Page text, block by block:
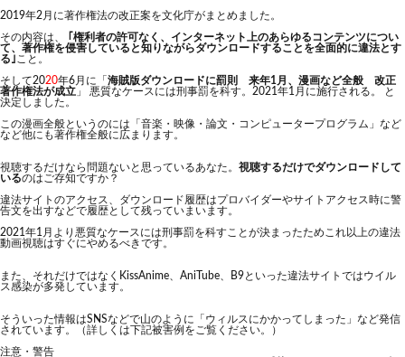
2019年2月に著作権法の改正案を文化庁がまとめました。
その内容は、
｢権利者の許可なく、インターネット上のあらゆるコンテンツについ
て、著作権を侵害していると知りながらダウンロードすることを全面的に違法とす
る｣ こと。
そして2020年6月に「 海賊版ダウンロードに罰則 来年1月、漫画など全般 改正
著作権法が成立 」 悪質なケースには刑事罰を科す。2021年1月に施行される。 と
決定しました。
この漫画全般というのには「音楽・映像・論文・コンピュータープログラム」など
など他にも著作権全般に広まります。
視聴するだけなら問題ないと思っているあなた。 視聴するだけでダウンロードして
いるのはご存知ですか？
違法サイトのアクセス、ダウンロード履歴はプロバイダーやサイトアクセス時に警
告文を出すなどで履歴として残っていまいます。
2021年1月より悪質なケースには刑事罰を科すことが決まったためこれ以上の違法
動画視聴はすぐにやめるべきです。
また、それだけではなくKissAnime、AniTube、B9といった違法サイトではウイル
ス感染が多発しています。
そういった情報はSNSなどで山のように「ウィルスにかかってしまった」など発信
されています。（詳しくは下記被害例をご覧ください。）
注意・警告